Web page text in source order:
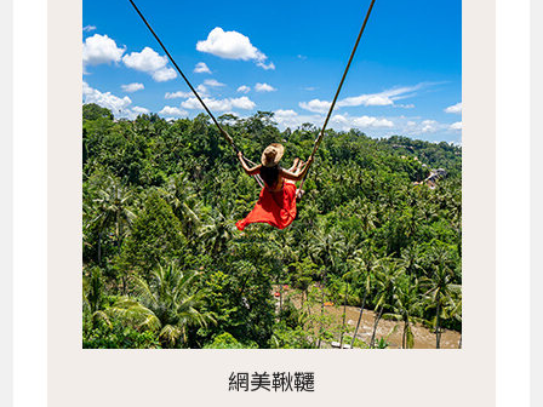
網美鞦韆